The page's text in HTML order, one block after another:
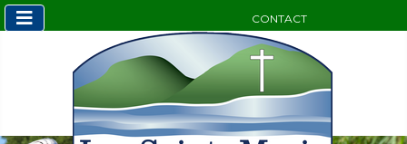
CONTACT
Sélectionnez